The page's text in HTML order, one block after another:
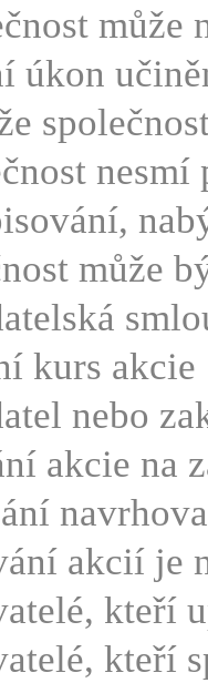
může
úkon
nesmí
může
kurs akcie
nebo
akcie na
akcií je
kteří
kteří